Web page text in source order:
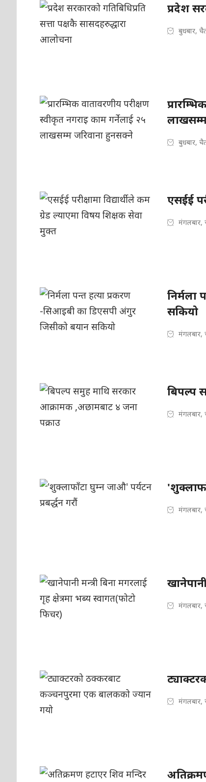
प्रदेश
बुधबार,
बुधबार,
एसईई
मंगलबार,
सकियो
मंगलबार,
बिपल्प
मंगलबार,
मंगलबार,
मंगलबार,
मंगलबार,